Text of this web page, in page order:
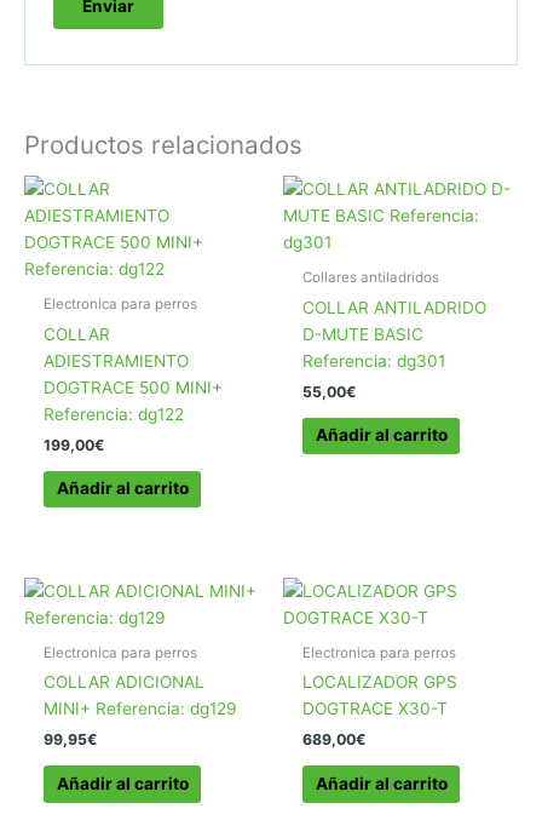
Productos relacionados
Electronica para perros
COLLAR
ADIESTRAMIENTO
DOGTRACE 500 MINI+
Referencia: dg122
199,00€
Añadir al carrito
Collares antiladridos
COLLAR ANTILADRIDO
D-MUTE BASIC
Referencia: dg301
55,00€
Añadir al carrito
Electronica para perros
COLLAR ADICIONAL
MINI+ Referencia: dg129
99,95€
Añadir al carrito
Electronica para perros
LOCALIZADOR GPS
DOGTRACE X30-T
689,00€
Añadir al carrito